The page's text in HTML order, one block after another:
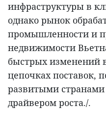
инфраструктуры в
однако рынок
промышленности и
недвижимости
быстрых изменений
цепочках поставок,
развитыми
драйвером роста./.